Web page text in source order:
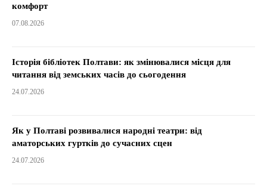
комфорт
07.08.2026
Історія бібліотек Полтави: як змінювалися місця для
читання від земських часів до сьогодення
24.07.2026
Як у Полтаві розвивалися народні театри: від
аматорських гуртків до сучасних сцен
24.07.2026